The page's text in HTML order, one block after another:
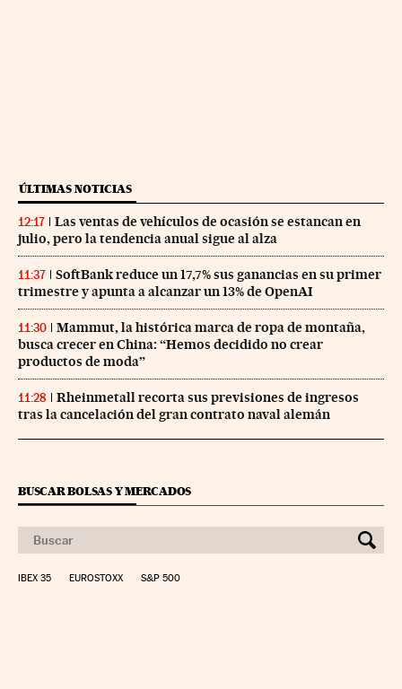
ÚLTIMAS NOTICIAS
12:17
Las ventas de vehículos de ocasión se estancan en
julio, pero la tendencia anual sigue al alza
11:37
SoftBank reduce un 17,7% sus ganancias en su primer
trimestre y apunta a alcanzar un 13% de OpenAI
11:30
Mammut, la histórica marca de ropa de montaña,
busca crecer en China: “Hemos decidido no crear
productos de moda”
11:28
Rheinmetall recorta sus previsiones de ingresos
tras la cancelación del gran contrato naval alemán
BUSCAR BOLSAS Y MERCADOS
IBEX 35 EUROSTOXX S&P 500